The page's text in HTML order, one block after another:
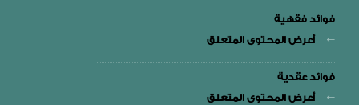
فوائد فقهية
أعرض المحتوى المتعلق
فوائد عقدية
أعرض المحتوى المتعلق